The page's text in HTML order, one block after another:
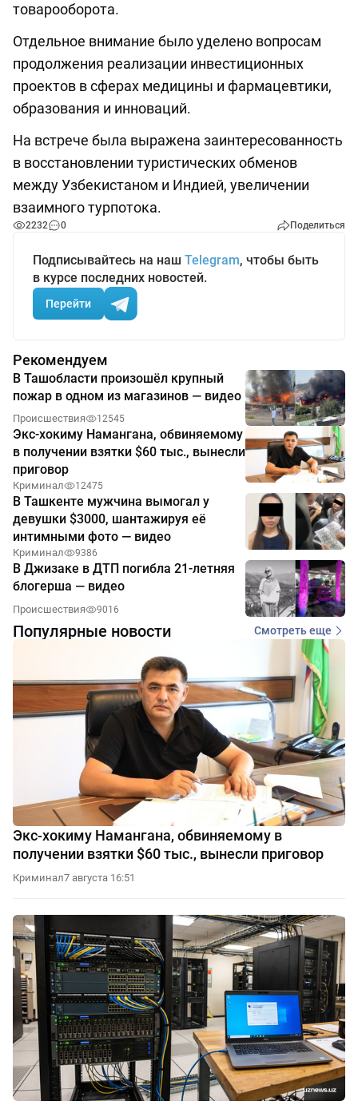
товарооборота.
Отдельное внимание было уделено вопросам
продолжения реализации инвестиционных
проектов в сферах медицины и фармацевтики,
образования и инноваций.
На встрече была выражена заинтересованность
в восстановлении туристических обменов
между Узбекистаном и Индией, увеличении
взаимного турпотока.
2232 0 Поделиться
Подписывайтесь на наш Telegram, чтобы быть
в курсе последних новостей.
Перейти
Рекомендуем
В Ташобласти произошёл крупный
пожар в одном из магазинов — видео
Происшествия 12545
Экс-хокиму Намангана, обвиняемому
в получении взятки $60 тыс., вынесли
приговор
Криминал 12475
В Ташкенте мужчина вымогал у
девушки $3000, шантажируя её
интимными фото — видео
Криминал 9386
В Джизаке в ДТП погибла 21-летняя
блогерша — видео
Происшествия 9016
Популярные новости Смотреть еще
Экс-хокиму Намангана, обвиняемому в
получении взятки $60 тыс., вынесли приговор
Криминал7 августа 16:51